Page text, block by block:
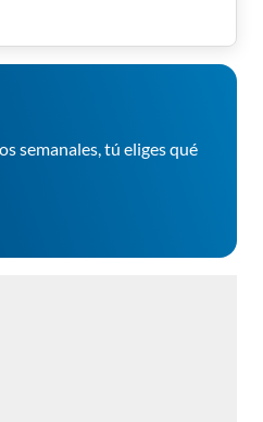
semanales, tú eliges qué